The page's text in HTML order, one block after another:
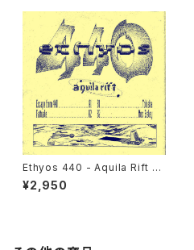
Ethyos 440 - Aquila Rift "1
2"
¥2,950